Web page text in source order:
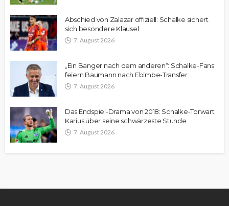
Abschied von Zalazar offiziell: Schalke sichert
sich besondere Klausel
7. August 2026
„Ein Banger nach dem anderen“: Schalke-Fans
feiern Baumann nach Ebimbe-Transfer
7. August 2026
Das Endspiel-Drama von 2018: Schalke-Torwart
Karius über seine schwärzeste Stunde
7. August 2026